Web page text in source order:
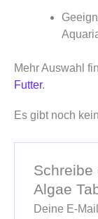
Mehr Auswahl
Futter.
Es gibt noch
Schreibe
Algae
Deine E-